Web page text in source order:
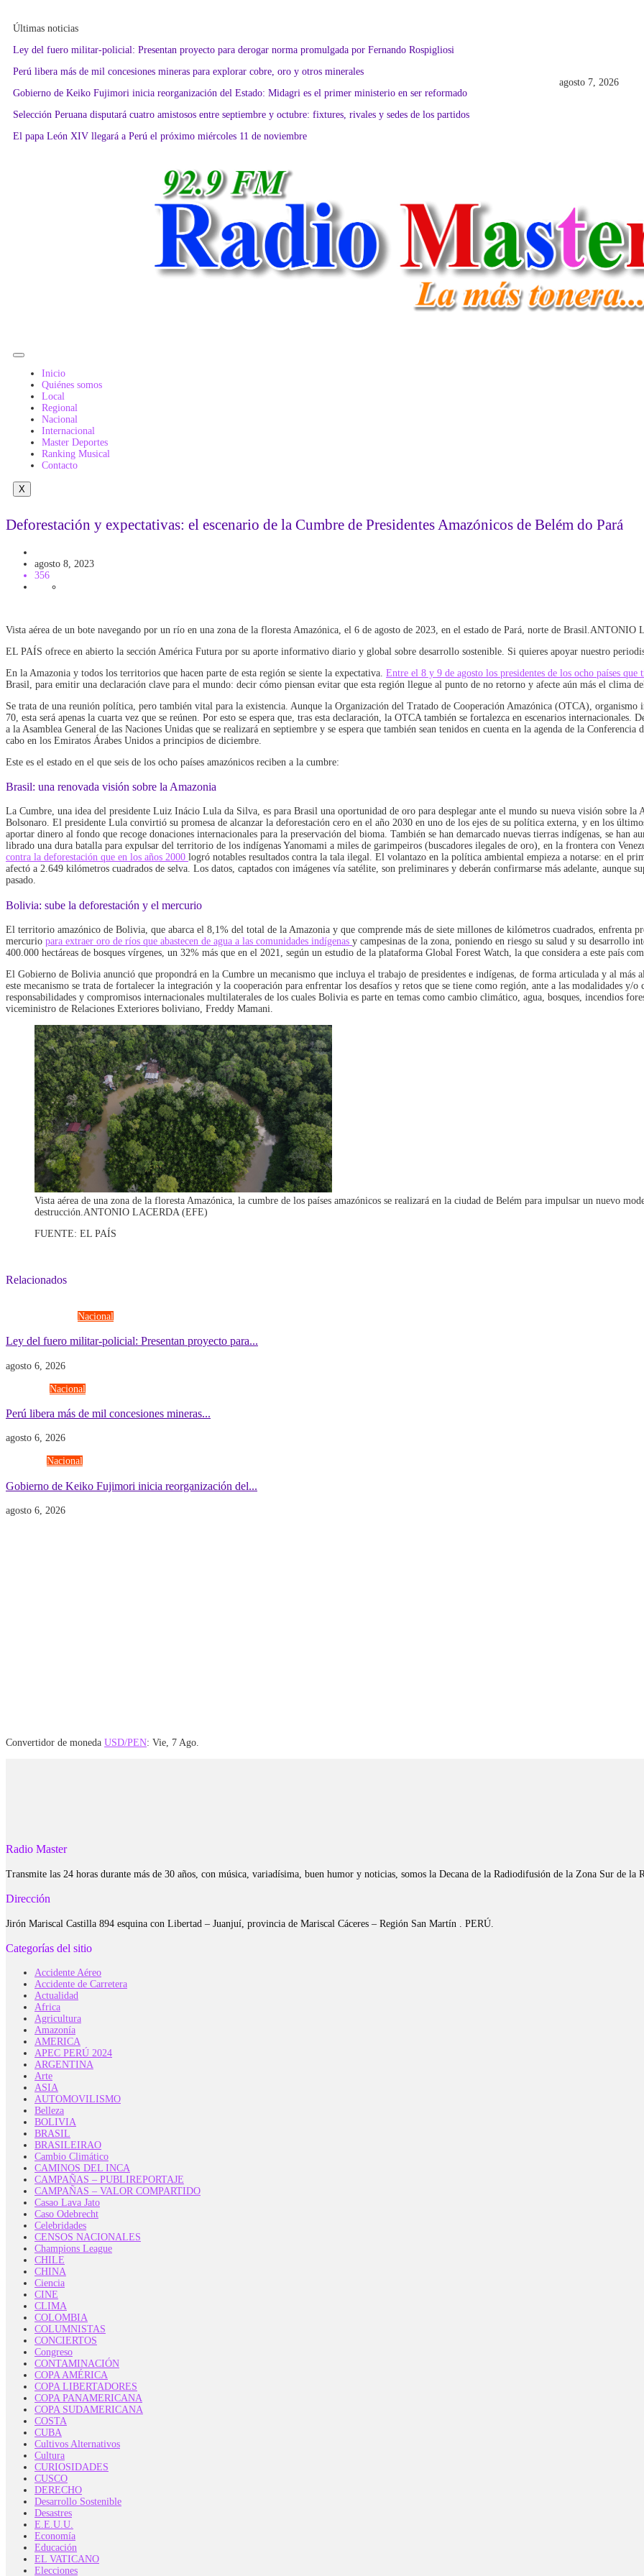
Últimas noticias
Ley del fuero militar-policial: Presentan proyecto para derogar norma promulgada por Fernando Rospigliosi
Perú libera más de mil concesiones mineras para explorar cobre, oro y otros minerales
Gobierno de Keiko Fujimori inicia reorganización del Estado: Midagri es el primer ministerio en ser reformado
Selección Peruana disputará cuatro amistosos entre septiembre y octubre: fixtures, rivales y sedes de los partidos
El papa León XIV llegará a Perú el próximo miércoles 11 de noviembre
agosto 7, 2026
Inicio
Quiénes somos
Local
Regional
Nacional
Internacional
Master Deportes
Ranking Musical
Contacto
X
Deforestación y expectativas: el escenario de la Cumbre de Presidentes Amazónicos de Belém do Pará
agosto 8, 2023
356
Vista aérea de un bote navegando por un río en una zona de la floresta Amazónica, el 6 de agosto de 2023, en el estado de Pará, norte de Brasil. ANTONIO
EL PAÍS ofrece en abierto la sección América Futura por su aporte informativo diario y global sobre desarrollo sostenible. Si quieres apoyar nuestro
En la Amazonia y todos los territorios que hacen parte de esta región se siente la expectativa. Entre el 8 y 9 de agosto los presidentes de los ocho países que
Brasil, para emitir una declaración clave para el mundo: decir cómo piensan evitar que esta región llegue al punto de no retorno y afecte aún más el clima
Se trata de una reunión política, pero también vital para la existencia. Aunque la Organización del Tratado de Cooperación Amazónica (OTCA), organismo
70, esta será apenas la cuarta vez que se reúnen. Por esto se espera que, tras esta declaración, la OTCA también se fortalezca en escenarios internacionales.
a la Asamblea General de las Naciones Unidas que se realizará en septiembre y se espera que también sean tenidos en cuenta en la agenda de la
cabo en los Emiratos Árabes Unidos a principios de diciembre.
Este es el estado en el que seis de los ocho países amazónicos reciben a la cumbre:
Brasil: una renovada visión sobre la Amazonia
La Cumbre, una idea del presidente Luiz Inácio Lula da Silva, es para Brasil una oportunidad de oro para desplegar ante el mundo su nueva visión sobre la
Bolsonaro. El presidente Lula convirtió su promesa de alcanzar la deforestación cero en el año 2030 en uno de los ejes de su política externa, y en los
aportar dinero al fondo que recoge donaciones internacionales para la preservación del bioma. También se han demarcado nuevas tierras indígenas, se han
librado una dura batalla para expulsar del territorio de los indígenas Yanomami a miles de garimpeiros (buscadores ilegales de oro), en la frontera con
contra la deforestación que en los años 2000 logró notables resultados contra la tala ilegal. El volantazo en la política ambiental empieza a notarse: en el
afectó a 2.649 kilómetros cuadrados de selva. Los datos, captados con imágenes vía satélite, son preliminares y deberán confirmarse más adelante, aunque
pasado.
Bolivia: sube la deforestación y el mercurio
El territorio amazónico de Bolivia, que abarca el 8,1% del total de la Amazonia y que comprende más de siete millones de kilómetros cuadrados, enfrenta
mercurio para extraer oro de ríos que abastecen de agua a las comunidades indígenas y campesinas de la zona, poniendo en riesgo su salud y su desarrollo
400.000 hectáreas de bosques vírgenes, un 32% más que en el 2021, según un estudio de la plataforma Global Forest Watch, la que considera a este país
El Gobierno de Bolivia anunció que propondrá en la Cumbre un mecanismo que incluya el trabajo de presidentes e indígenas, de forma articulada y al más
este mecanismo se trata de fortalecer la integración y la cooperación para enfrentar los desafíos y retos que se tiene como región, ante a las modalidades y/
responsabilidades y compromisos internacionales multilaterales de los cuales Bolivia es parte en temas como cambio climático, agua, bosques, incendios
viceministro de Relaciones Exteriores boliviano, Freddy Mamani.
Vista aérea de una zona de la floresta Amazónica, la cumbre de los países amazónicos se realizará en la ciudad de Belém para impulsar un nuevo
destrucción.ANTONIO LACERDA (EFE)
FUENTE: EL PAÍS
Relacionados
Nacional
Ley del fuero militar-policial: Presentan proyecto para...
agosto 6, 2026
Nacional
Perú libera más de mil concesiones mineras...
agosto 6, 2026
Nacional
Gobierno de Keiko Fujimori inicia reorganización del...
agosto 6, 2026
Convertidor de moneda USD/PEN: Vie, 7 Ago.
Radio Master
Transmite las 24 horas durante más de 30 años, con música, variadísima, buen humor y noticias, somos la Decana de la Radiodifusión de la Zona Sur de la
Dirección
Jirón Mariscal Castilla 894 esquina con Libertad – Juanjuí, provincia de Mariscal Cáceres – Región San Martín . PERÚ.
Categorías del sitio
Accidente Aéreo
Accidente de Carretera
Actualidad
Africa
Agricultura
Amazonía
AMERICA
APEC PERÚ 2024
ARGENTINA
Arte
ASIA
AUTOMOVILISMO
Belleza
BOLIVIA
BRASIL
BRASILEIRAO
Cambio Climático
CAMINOS DEL INCA
CAMPAÑAS – PUBLIREPORTAJE
CAMPAÑAS – VALOR COMPARTIDO
Casao Lava Jato
Caso Odebrecht
Celebridades
CENSOS NACIONALES
Champions League
CHILE
CHINA
Ciencia
CINE
CLIMA
COLOMBIA
COLUMNISTAS
CONCIERTOS
Congreso
CONTAMINACIÓN
COPA AMÉRICA
COPA LIBERTADORES
COPA PANAMERICANA
COPA SUDAMERICANA
COSTA
CUBA
Cultivos Alternativos
Cultura
CURIOSIDADES
CUSCO
DERECHO
Desarrollo Sostenible
Desastres
E.E.U.U.
Economía
Educación
EL VATICANO
Elecciones